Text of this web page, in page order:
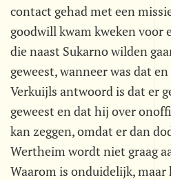
contact gehad met een
goodwill kwam kweken voor
die naast Sukarno wilden
geweest, wanneer was dat
Verkuijls antwoord is dat er
geweest en dat hij over
kan zeggen, omdat er dan
Wertheim wordt niet graag
Waarom is onduidelijk,